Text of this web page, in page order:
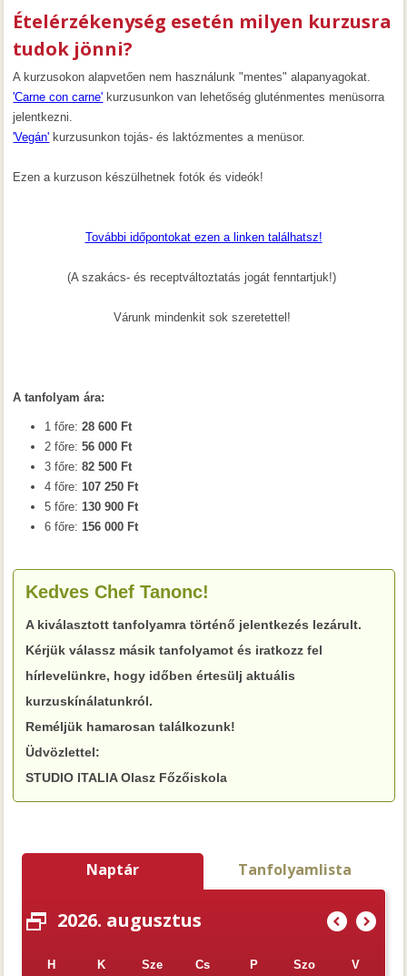
Ételérzékenység esetén milyen kurzusra
tudok jönni?
A kurzusokon alapvetően nem használunk "mentes" alapanyagokat.
'Carne con carne' kurzusunkon van lehetőség gluténmentes menüsorra
jelentkezni.
'Vegán' kurzusunkon tojás- és laktózmentes a menüsor.
Ezen a kurzuson készülhetnek fotók és videók!
További időpontokat ezen a linken találhatsz!
(A szakács- és receptváltoztatás jogát fenntartjuk!)
Várunk mindenkit sok szeretettel!
A tanfolyam ára:
1 főre:28 600 Ft
2 főre:56 000 Ft
3 főre:82 500 Ft
4 főre:107 250 Ft
5 főre:130 900 Ft
6 főre:156 000 Ft
Kedves Chef Tanonc!
A kiválasztott tanfolyamra történő jelentkezés lezárult.
Kérjük válassz másik tanfolyamot és iratkozz fel
hírlevelünkre, hogy időben értesülj aktuális
kurzuskínálatunkról.
Reméljük hamarosan találkozunk!
Üdvözlettel:
STUDIO ITALIA Olasz Főzőiskola
Naptár Tanfolyamlista
2026. augusztus )
(
H K Sze Cs P Szo V